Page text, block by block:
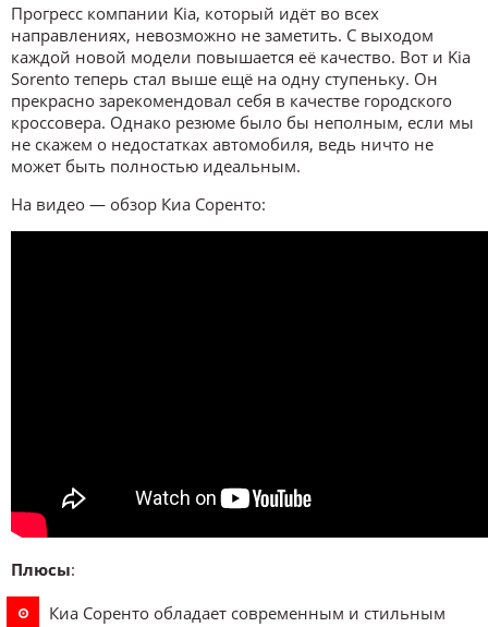
Прогресс компании Kia, который идёт во всех
направлениях, невозможно не заметить. С выходом
каждой новой модели повышается её качество. Вот и Kia
Sorento теперь стал выше ещё на одну ступеньку. Он
прекрасно зарекомендовал себя в качестве городского
кроссовера. Однако резюме было бы неполным, если мы
не скажем о недостатках автомобиля, ведь ничто не
может быть полностью идеальным.
На видео — обзор Киа Соренто:
Плюсы:
Киа Соренто обладает современным и стильным